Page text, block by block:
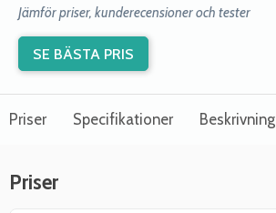
Jämför priser, kunderecensioner och tester
SE BÄSTA PRIS
Priser Specifikationer Beskrivning
Priser